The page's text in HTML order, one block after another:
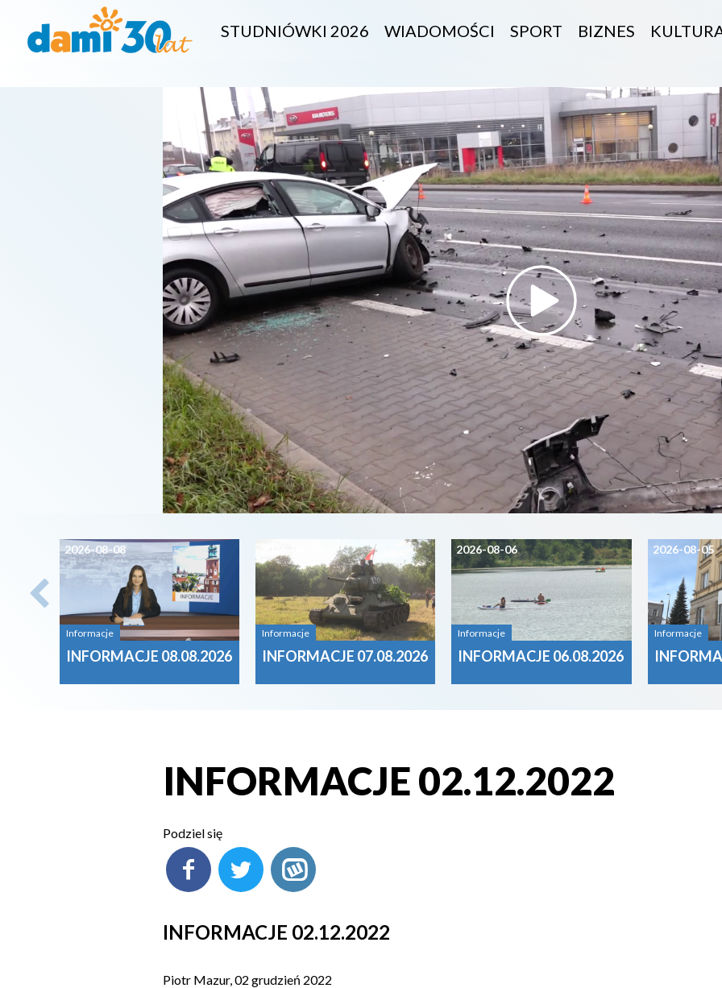
STUDNIÓWKI 2026 WIADOMOŚCI SPORT BIZNES
2026-08-08
Informacje
INFORMACJE 08.08.2026
Informacje
INFORMACJE 07.08.2026
2026-08-06
Informacje
INFORMACJE 06.08.2026
2026-08-05
Informacje
INFORMACJE 02.12.2022
Podziel się
INFORMACJE 02.12.2022
Piotr Mazur, 02 grudzień 2022